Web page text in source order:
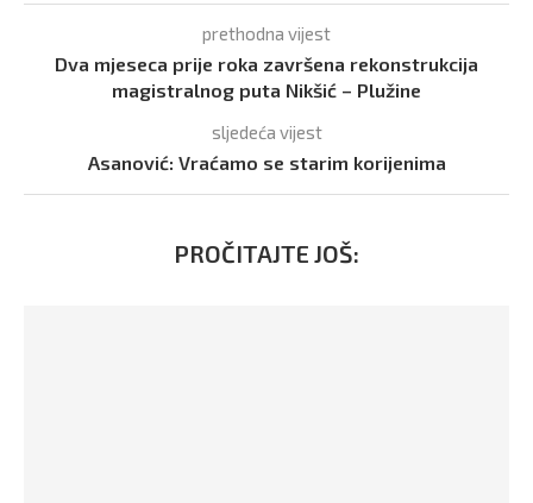
prethodna vijest
Dva mjeseca prije roka završena rekonstrukcija
magistralnog puta Nikšić – Plužine
sljedeća vijest
Asanović: Vraćamo se starim korijenima
PROČITAJTE JOŠ: